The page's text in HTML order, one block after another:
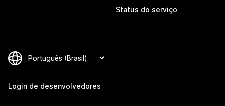
Status do serviço
Login de desenvolvedores